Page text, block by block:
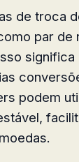
de troca
par de
significa
podem